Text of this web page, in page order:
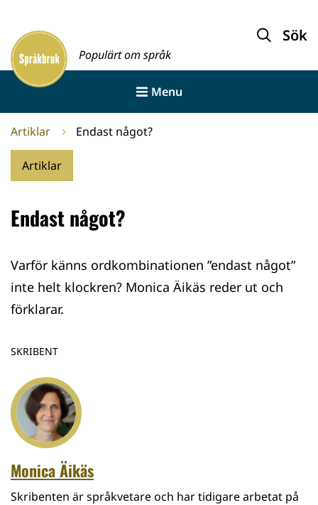
innehållet
Framsida
Populärt om språk
Sök
Menu
Artiklar Endast något?
Artiklar
Endast något?
Varför känns ordkombinationen ”endast något”
inte helt klockren? Monica Äikäs reder ut och
förklarar.
SKRIBENT
Monica Äikäs
Skribenten är språkvetare och har tidigare arbetat på